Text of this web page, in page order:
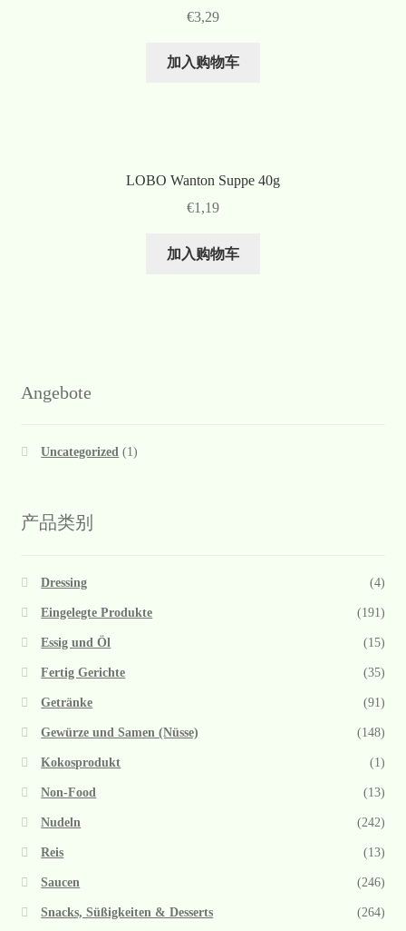
€3,29
加入购物车
LOBO Wanton Suppe 40g
€1,19
加入购物车
Angebote
Uncategorized (1)
产品类别
Dressing (4)
Eingelegte Produkte (191)
Essig und Öl (15)
Fertig Gerichte (35)
Getränke (91)
Gewürze und Samen (Nüsse) (148)
Kokosprodukt (1)
Non-Food (13)
Nudeln (242)
Reis (13)
Saucen (246)
Snacks, Süßigkeiten & Desserts (264)